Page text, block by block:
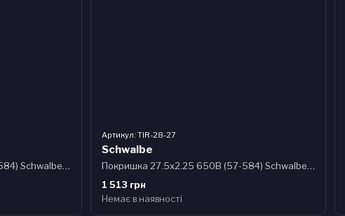
Покришка 27.5x2.25 650B (57-584) Schwalbe HURRICANE Performance B/B-SK HS499 ADDIX 67EPI B
Артикул: TIR-28-27
Schwalbe
Покришка 27.5x2.25 650B (57-584) Schwalbe HURRICANE Performance, RaceGuard B/B-SK + RT HS499 ADDIX 67EPI B
1 513 грн
Немає в наявності